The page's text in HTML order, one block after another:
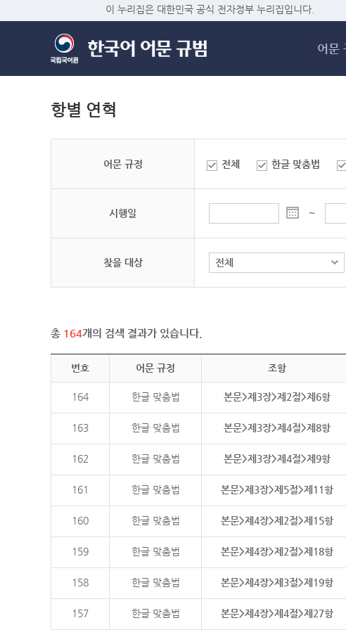
이 누리집은 대한민국 공식 전자정부 누리집입니다.
어문
항별 연혁
어문 규정 전체 한글 맞춤법
시행일 ~
찾을 대상
총 164개의 검색 결과가 있습니다.
번호 어문 규정 조항
164 한글 맞춤법 본문>제3장>제2절>제6항
163 한글 맞춤법 본문>제3장>제4절>제8항
162 한글 맞춤법 본문>제3장>제4절>제9항
161 한글 맞춤법 본문>제3장>제5절>제11항
160 한글 맞춤법 본문>제4장>제2절>제15항
159 한글 맞춤법 본문>제4장>제2절>제18항
158 한글 맞춤법 본문>제4장>제3절>제19항
157 한글 맞춤법 본문>제4장>제4절>제27항